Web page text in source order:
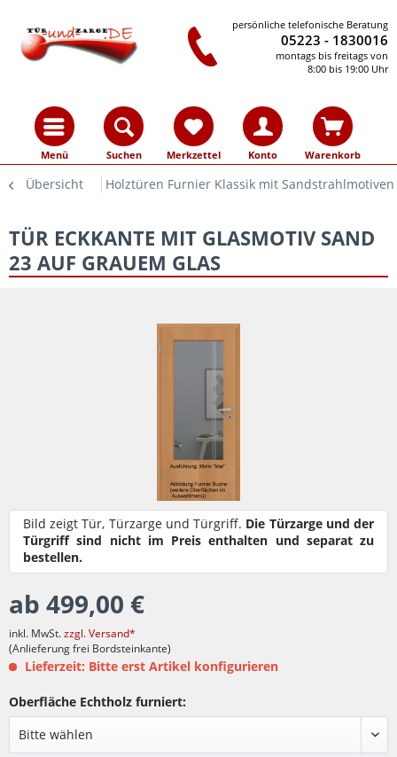
persönliche telefonische Beratung
05223 - 1830016
montags bis freitags von
8:00 bis 19:00 Uhr
Menü Suchen Merkzettel Konto Warenkorb
Übersicht Holztüren Furnier Klassik mit Sandstrahlmotiven
TÜR ECKKANTE MIT GLASMOTIV SAND
23 AUF GRAUEM GLAS
Bild zeigt Tür, Türzarge und Türgriff. Die Türzarge und der
Türgriff sind nicht im Preis enthalten und separat zu
bestellen.
ab 499,00 €
inkl. MwSt.zzgl. Versand*
(Anlieferung frei Bordsteinkante)
Lieferzeit: Bitte erst Artikel konfigurieren
Oberfläche Echtholz furniert: